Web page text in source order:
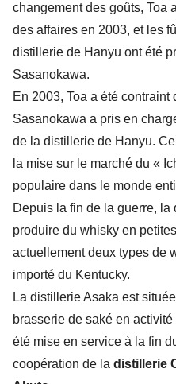
changement des goûts, Toa
des affaires en 2003, et les
distillerie de Hanyu ont été
Sasanokawa.
En 2003, Toa a été contraint
Sasanokawa a pris en
de la distillerie de Hanyu.
la mise sur le marché du «
populaire dans le monde
Depuis la fin de la guerre,
produire du whisky en
actuellement deux types de
importé du Kentucky.
La distillerie Asaka est
brasserie de saké en
été mise en service à la fin
coopération de la distillerie